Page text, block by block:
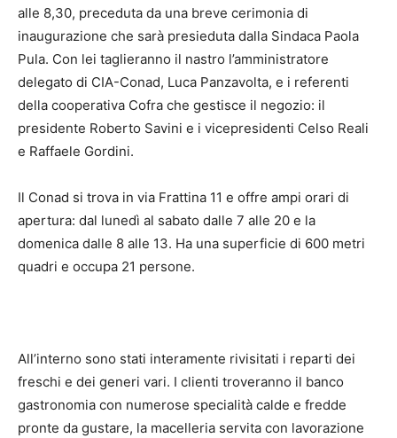
alle 8,30, preceduta da una breve cerimonia di
inaugurazione che sarà presieduta dalla Sindaca Paola
Pula. Con lei taglieranno il nastro l’amministratore
delegato di CIA-Conad, Luca Panzavolta, e i referenti
della cooperativa Cofra che gestisce il negozio: il
presidente Roberto Savini e i vicepresidenti Celso Reali
e Raffaele Gordini.
Il Conad si trova in via Frattina 11 e offre ampi orari di
apertura: dal lunedì al sabato dalle 7 alle 20 e la
domenica dalle 8 alle 13. Ha una superficie di 600 metri
quadri e occupa 21 persone.
All’interno sono stati interamente rivisitati i reparti dei
freschi e dei generi vari. I clienti troveranno il banco
gastronomia con numerose specialità calde e fredde
pronte da gustare, la macelleria servita con lavorazione